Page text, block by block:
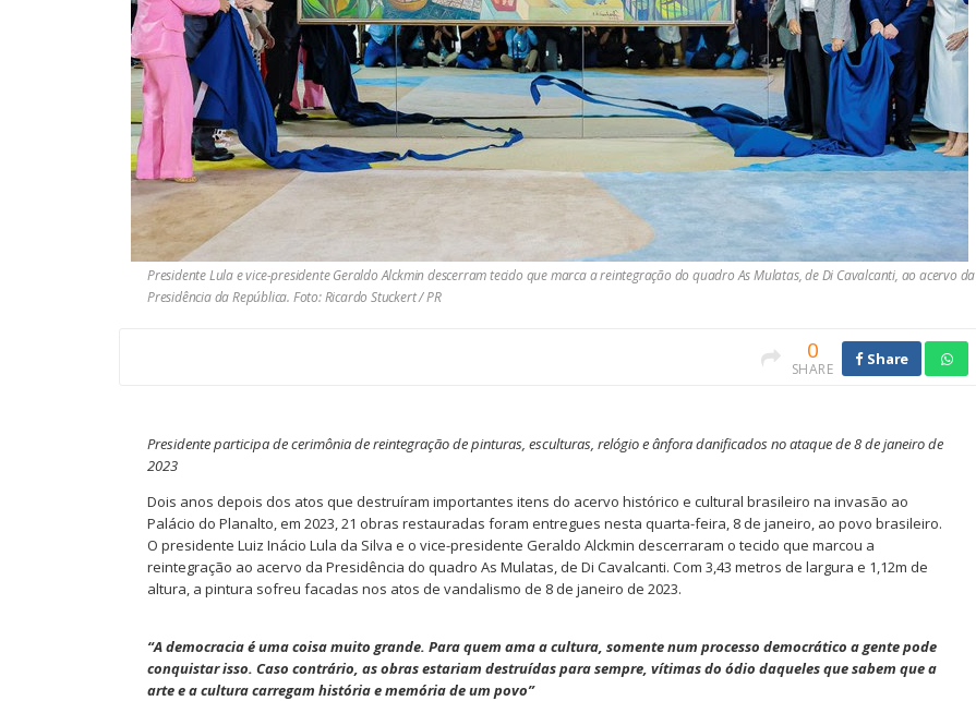
Presidente Lula e vice-presidente Geraldo Alckmin descerram tecido que marca a reintegração do quadro As Mulatas, de Di Cavalcanti, ao acervo da
Presidência da República. Foto: Ricardo Stuckert / PR
0
SHARE
Share
Presidente participa de cerimônia de reintegração de pinturas, esculturas, relógio e ânfora danificados no ataque de 8 de janeiro de
2023
Dois anos depois dos atos que destruíram importantes itens do acervo histórico e cultural brasileiro na invasão ao
Palácio do Planalto, em 2023, 21 obras restauradas foram entregues nesta quarta-feira, 8 de janeiro, ao povo brasileiro.
O presidente Luiz Inácio Lula da Silva e o vice-presidente Geraldo Alckmin descerraram o tecido que marcou a
reintegração ao acervo da Presidência do quadro As Mulatas, de Di Cavalcanti. Com 3,43 metros de largura e 1,12m de
altura, a pintura sofreu facadas nos atos de vandalismo de 8 de janeiro de 2023.
“A democracia é uma coisa muito grande. Para quem ama a cultura, somente num processo democrático a gente pode
conquistar isso. Caso contrário, as obras estariam destruídas para sempre, vítimas do ódio daqueles que sabem que a
arte e a cultura carregam história e memória de um povo”